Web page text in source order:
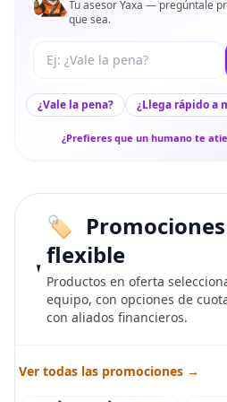
Tu asesor Yaxa — pregúntale
que sea.
Tu pregunta a Max
¿Vale la pena? ¿Llega rápido a
¿Prefieres que un humano te
flexible
Productos en oferta
equipo, con opciones de
con aliados financieros.
Ver todas las promociones →